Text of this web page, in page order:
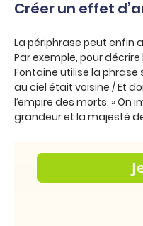
Créer un effet
La périphrase peut enfin
Par exemple, pour
Fontaine utilise la phrase
au ciel était voisine / Et
l’empire des morts. » On
grandeur et la majesté de